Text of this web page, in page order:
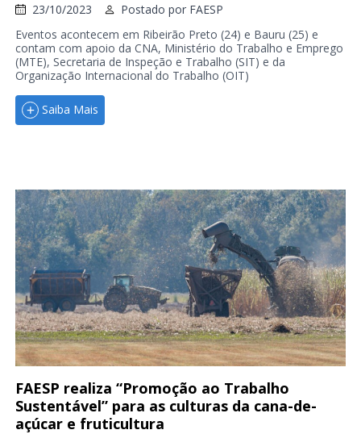
23/10/2023 Postado por FAESP
Eventos acontecem em Ribeirão Preto (24) e Bauru (25) e
contam com apoio da CNA, Ministério do Trabalho e Emprego
(MTE), Secretaria de Inspeção e Trabalho (SIT) e da
Organização Internacional do Trabalho (OIT)
Saiba Mais
FAESP realiza “Promoção ao Trabalho
Sustentável” para as culturas da cana-de-
açúcar e fruticultura